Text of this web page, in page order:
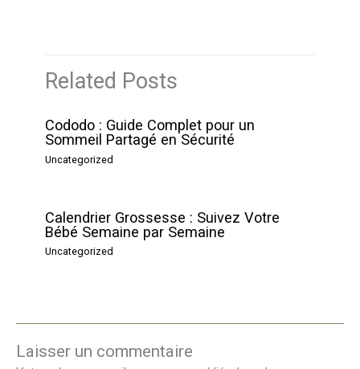
Related Posts
Cododo : Guide Complet pour un
Sommeil Partagé en Sécurité
Uncategorized
Calendrier Grossesse : Suivez Votre
Bébé Semaine par Semaine
Uncategorized
Laisser un commentaire